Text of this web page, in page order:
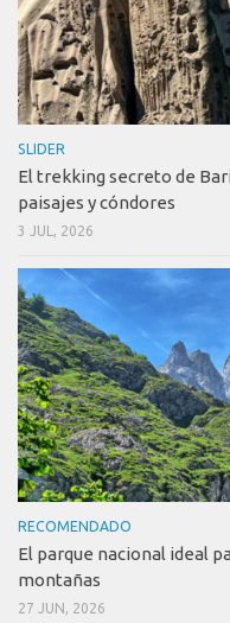
SLIDER
El trekking secreto de
paisajes y cóndores
3 JUL, 2026
RECOMENDADO
El parque nacional ideal
montañas
27 JUN, 2026